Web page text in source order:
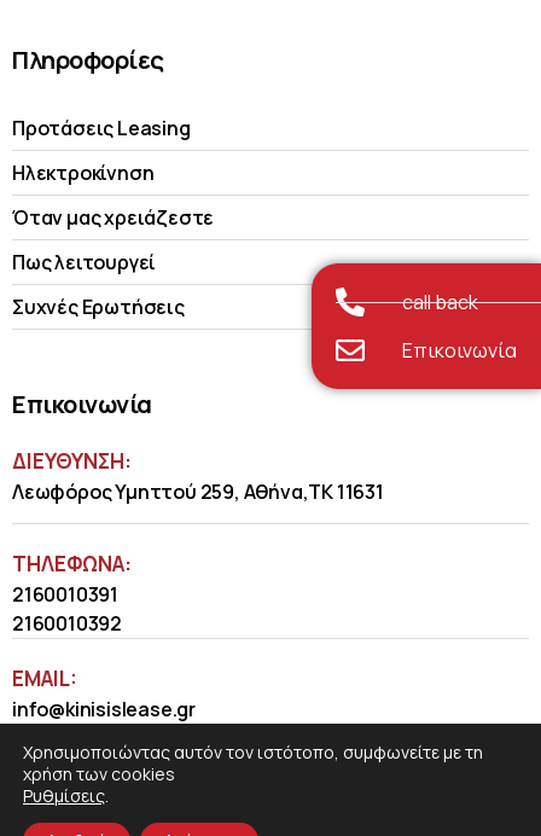
Πληροφορίες
Προτάσεις Leasing
Ηλεκτροκίνηση
Όταν μας χρειάζεστε
Πως λειτουργεί
Συχνές Ερωτήσεις
Επικοινωνία
ΔΙΕΥΘΥΝΣΗ:
Λεωφόρος Υμηττού 259, Αθήνα,ΤΚ 11631
ΤΗΛΈΦΩΝΑ:
2160010391
2160010392
EMAIL:
info@kinisislease.gr
call back
Επικοινωνία
Χρησιμοποιώντας αυτόν τον ιστότοπο, συμφωνείτε με τη
χρήση των cookies
Ρυθμίσεις.